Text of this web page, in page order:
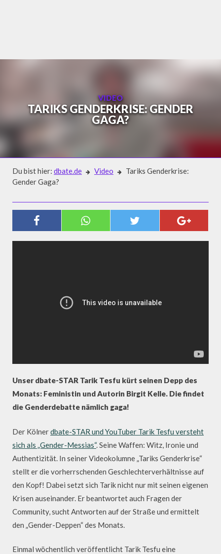
VIDEO
TARIKS GENDERKRISE: GENDER
GAGA?
Du bist hier: dbate.de Video
Tariks Genderkrise:
Gender Gaga?
TARIKS GENDERKRISE: GENDER
GAGA?
Unser dbate-STAR Tarik Tesfu kürt seinen Depp des
Monats: Feministin und Autorin Birgit Kelle. Die findet
die Genderdebatte nämlich gaga!
Der Kölnerdbate-STAR und YouTuber Tarik Tesfu versteht
sich als „Gender-Messias“. Seine Waffen: Witz, Ironie und
Authentizität. In seiner Videokolumne „Tariks Genderkrise“
stellt er die vorherrschenden Geschlechterverhältnisse auf
den Kopf! Dabei setzt sich Tarik nicht nur mit seinen eigenen
Krisen auseinander. Er beantwortet auch Fragen der
Community, sucht Antworten auf der Straße und ermittelt
den „Gender-Deppen“ des Monats.
Einmal wöchentlich veröffentlicht Tarik Tesfu eine